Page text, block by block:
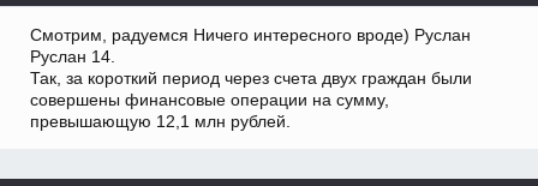
Смотрим, радуемся Ничего интересного вроде) Руслан
Руслан 14.
Так, за короткий период через счета двух граждан были
совершены финансовые операции на сумму,
превышающую 12,1 млн рублей.